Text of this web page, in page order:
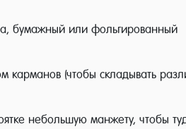
бумажный или фольгированный
карманов (чтобы складывать
небольшую манжету, чтобы